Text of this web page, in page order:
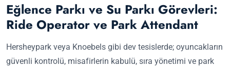
Eğlence Parkı ve Su Parkı Görevleri:
Ride Operator ve Park Attendant
Hersheypark veya Knoebels gibi dev tesislerde; oyuncakların
güvenli kontrolü, misafirlerin kabulü, sıra yönetimi ve park